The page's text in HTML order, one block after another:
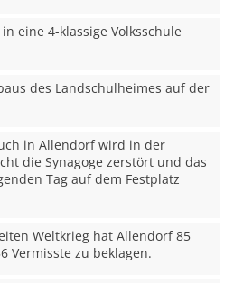
eine 4-klassige Volksschule
des Landschulheimes auf der
in Allendorf wird in der
die Synagoge zerstört und das
Tag auf dem Festplatz
Weltkrieg hat Allendorf 85
Vermisste zu beklagen.